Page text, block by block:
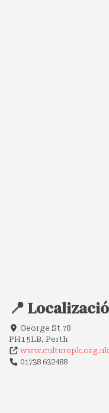
📍
George St 78
PH1 5LB, Perth
www.culturepk.org.uk
01738 632488